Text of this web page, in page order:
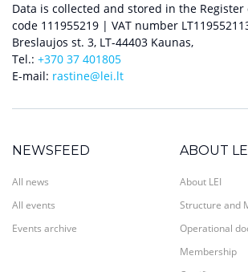
Data is collected and stored in the Register
code 111955219 | VAT number
Breslaujos st. 3, LT-44403 Kaunas,
Tel.: +370 37 401805
E-mail: rastine@lei.lt
NEWSFEED
All news
All events
Events archive
ABOUT LEI
About LEI
Structure and
Operational
Membership